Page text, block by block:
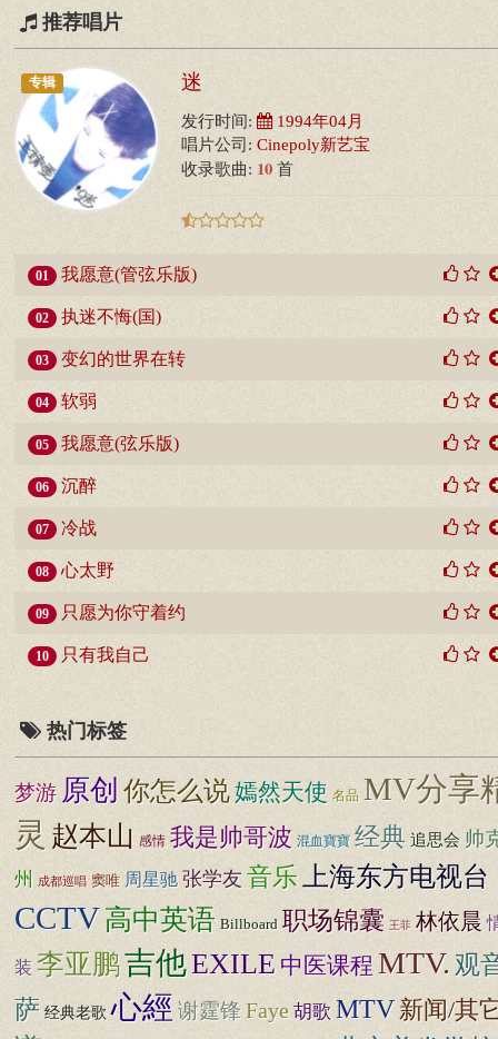
推荐唱片
专辑 迷
发行时间: 1994年04月
唱片公司: Cinepoly新艺宝
收录歌曲: 10 首
01 我愿意(管弦乐版)
02 执迷不悔(国)
03 变幻的世界在转
04 软弱
05 我愿意(弦乐版)
06 沉醉
07 冷战
08 心太野
09 只愿为你守着约
10 只有我自己
热门标签
梦游 原创 你怎么说嫣然天使 名品 MV分享
灵 赵本山 感情 我是帅哥波 混血寶寶 经典 追思会 帅
州 成都巡唱 窦唯 周星驰 张学友 音乐 上海东方电视台
CCTV高中英语 Billboard 职场锦囊 王菲 林依晨
装 李亚鹏吉他EXILE 中医课程 MTV. 观
萨 经典老歌 心經谢霆锋Faye 胡歌 MTV 新闻/其